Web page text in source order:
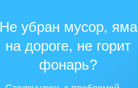
Не убран мусор, яма
на дороге, не горит
фонарь?